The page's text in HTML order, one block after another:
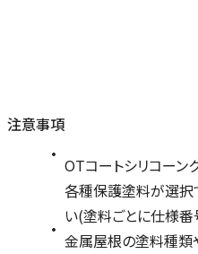
注意事項
OTコートシリコーン
各種保護塗料が選択
い(塗料ごとに仕様番
金属屋根の塗料種類